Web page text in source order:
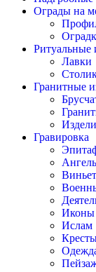
Ограды на
Ритуальные
Лавки
Гранитные
Гравировка
Иконы
Ислам